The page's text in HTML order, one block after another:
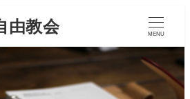
由教会 MENU